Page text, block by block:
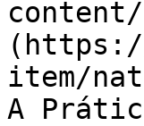
content/
item/
A